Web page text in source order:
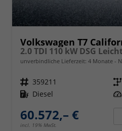
Volkswagen T7
unverbindliche Lieferzeit: 4 Monate
Fahrzeugnr. 359211 Getriebe
Kraftstoff Diesel Leistung
60.572,– €
incl. 19% MwSt.